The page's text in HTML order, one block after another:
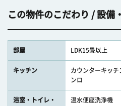
この物件のこだわり / 設備
部屋 LDK15畳以上
キッチン
カウンターキッ
ンロ
浴室・トイレ・
温水便座洗浄機